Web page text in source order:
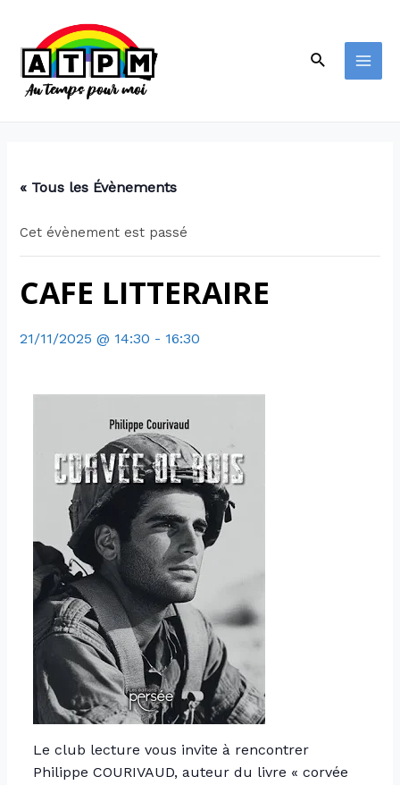
« Tous les Évènements
Cet évènement est passé
CAFE LITTERAIRE
21/11/2025 @ 14:30 - 16:30
Le club lecture vous invite à rencontrer
Philippe COURIVAUD, auteur du livre « corvée